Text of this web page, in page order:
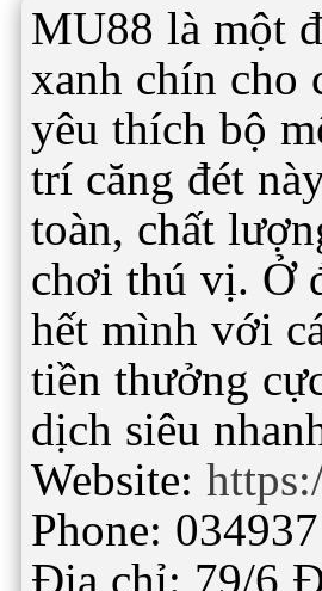
MU88 là một
xanh chín cho
yêu thích bộ
trí căng đét
toàn, chất
chơi thú vị. Ở
hết mình với
tiền thưởng
dịch siêu
Website:
Phone:
Địa chỉ: 79/6